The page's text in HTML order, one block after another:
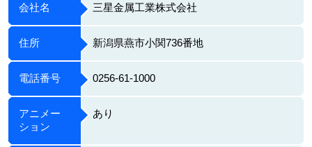
会社名 三星金属工業株式会社
住所 新潟県燕市小関736番地
電話番号 0256-61-1000
アニメー
ション
あり